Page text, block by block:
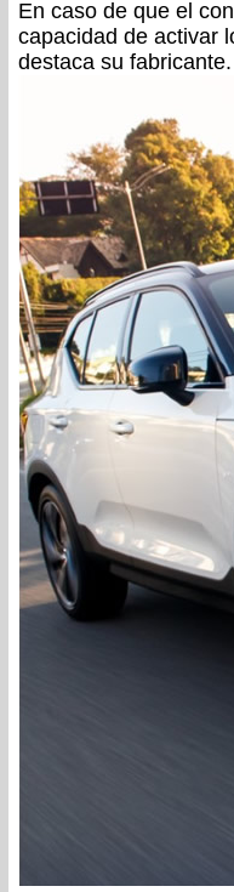
En caso de que el
capacidad de activar
destaca su fabricante.